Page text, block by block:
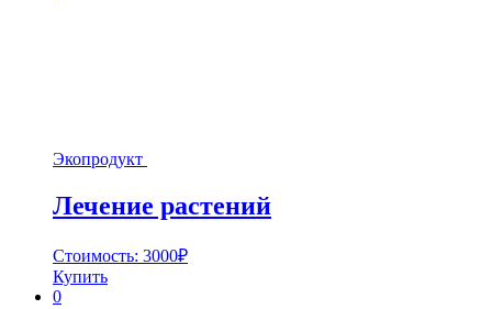
Экопродукт
Лечение растений
Стоимость: 3000₽
Купить
0